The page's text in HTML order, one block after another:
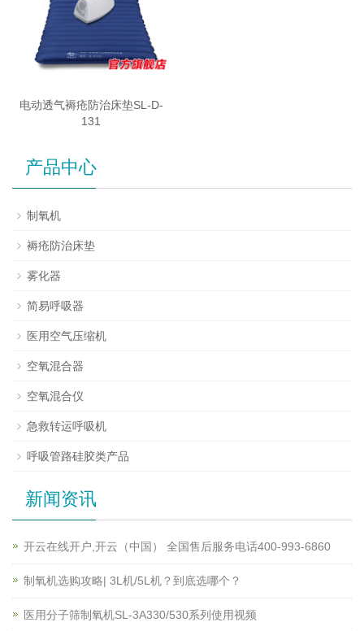
电动透气褥疮防治床垫SL-D-
131
产品中心
制氧机
褥疮防治床垫
雾化器
简易呼吸器
医用空气压缩机
空氧混合器
空氧混合仪
急救转运呼吸机
呼吸管路硅胶类产品
新闻资讯
开云在线开户,开云（中国） 全国售后服务电话400-993-6860
制氧机选购攻略| 3L机/5L机？到底选哪个？
医用分子筛制氧机SL-3A330/530系列使用视频